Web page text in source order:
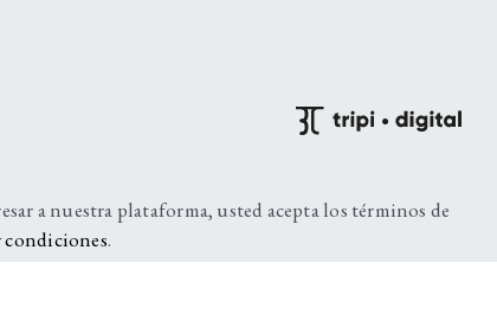
a nuestra plataforma, usted acepta los términos de
condiciones.